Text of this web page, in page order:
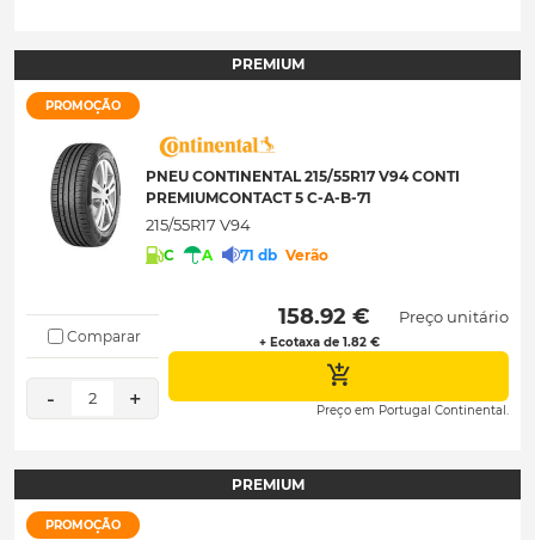
PREMIUM
PROMOÇÃO
PNEU CONTINENTAL 215/55R17 V94 CONTI
PREMIUMCONTACT 5 C-A-B-71
215/55R17 V94
C A 71 db Verão
Comparar
- 2 +
158.92 €
+ Ecotaxa de 1.82 €
Preço unitário
Preço em Portugal Continental.
PREMIUM
PROMOÇÃO